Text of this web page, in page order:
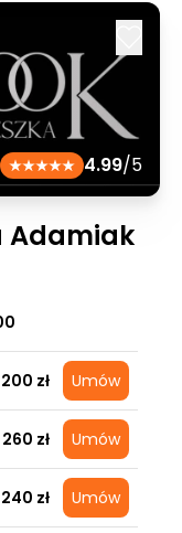
4.99/5
Adamiak
200 zł Umów
260 zł Umów
240 zł Umów